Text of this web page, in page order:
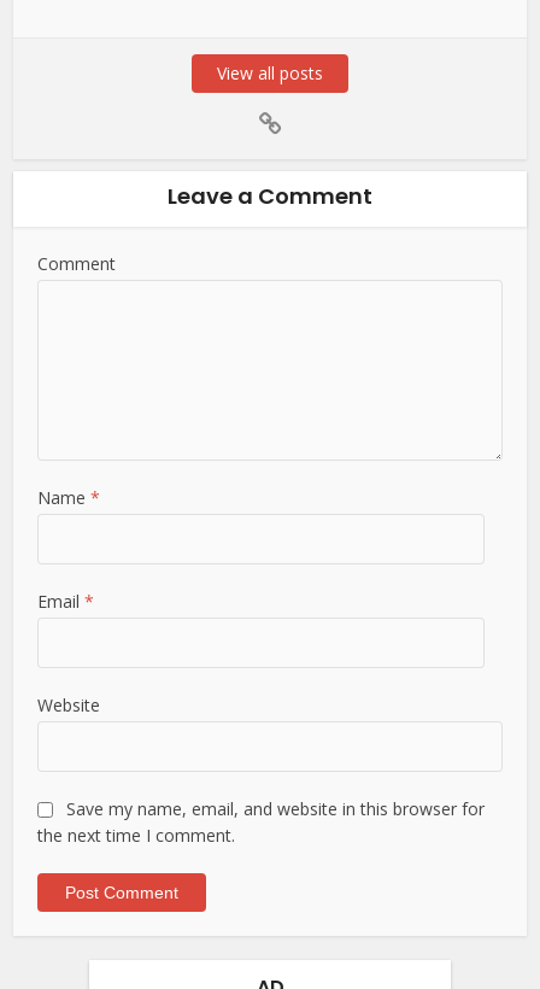
View all posts
Leave a Comment
Comment
Name*
Email*
Website
Save my name, email, and website in this browser for
the next time I comment.